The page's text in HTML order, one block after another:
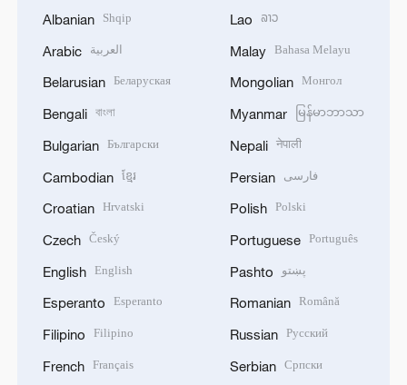
Albanian Shqip
Arabic العربية
Belarusian Беларуская
Bengali বাংলা
Bulgarian Български
Cambodian ខ្មែរ
Croatian Hrvatski
Czech Český
English English
Esperanto Esperanto
Filipino Filipino
French Français
Lao ລາວ
Malay Bahasa Melayu
Mongolian Монгол
Myanmar မြန်မာဘာသာ
Nepali नेपाली
Persian فارسی
Polish Polski
Portuguese Português
Pashto پښتو
Romanian Română
Russian Русский
Serbian Српски